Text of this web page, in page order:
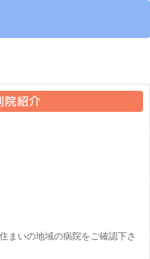
まいの地域の病院をご確認下さ